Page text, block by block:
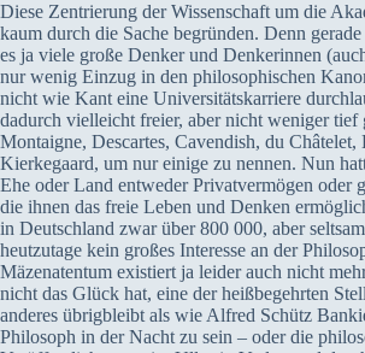
Diese Zentrierung der Wissenschaft um die
kaum durch die Sache begründen. Denn
es ja viele große Denker und Denkerinnen
nur wenig Einzug in den philosophischen
nicht wie Kant eine Universitätskarriere
dadurch vielleicht freier, aber nicht weniger tief
Montaigne, Descartes, Cavendish, du Châtelet,
Kierkegaard, um nur einige zu nennen. Nun
Ehe oder Land entweder Privatvermögen oder
die ihnen das freie Leben und Denken
in Deutschland zwar über 800 000, aber
heutzutage kein großes Interesse an der
Mäzenatentum existiert ja leider auch nicht
nicht das Glück hat, eine der heißbegehrten
anderes übrigbleibt als wie Alfred Schütz
Philosoph in der Nacht zu sein – oder die